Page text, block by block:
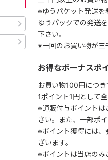
※ゆうパケット発送を
ゆうパックでの発送
下さい。
※一回のお買い物が三
お得なボーナスポ
お買い物100円につき
1ポイント1円として
※通販付与ポイントは
さい。また、一部ポ
※ポイント獲得には、
ざいます。
※ポイントは当店のみ